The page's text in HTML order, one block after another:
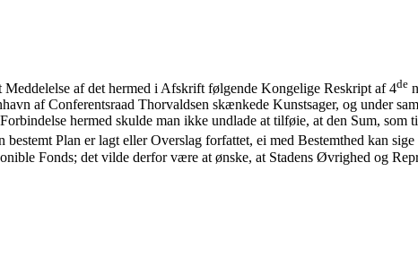
af det hermed i Afskrift følgende Kongelige Reskript af 4de
af Conferentsraad Thorvaldsen skænkede Kunstsager, og under
hermed skulde man ikke undlade at tilføie, at den Sum, som
Plan er lagt eller Overslag forfattet, ei med Bestemthed kan
Fonds; det vilde derfor være at ønske, at Stadens Øvrighed og